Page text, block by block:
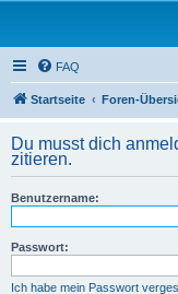
FAQ
Startseite Foren-
Du musst dich
zitieren.
Benutzername:
Passwort:
Ich habe mein Passwort